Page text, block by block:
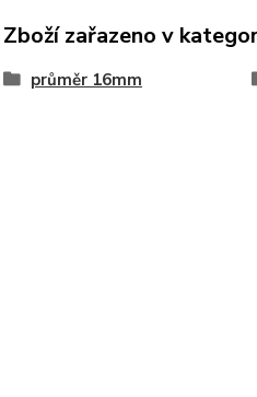
Zboží zařazeno v
průměr 16mm